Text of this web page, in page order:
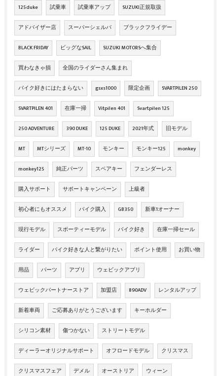
125duke 試乗車 試乗車アップ SUZUKI正規取扱
アドバイザー店 スーパーシェルパ ブラックフライデー
BLACK FRIDAY ビッグなSAIL SUZUKI MOTORSへ集合
買わなきゃ損 全国のライダーさん集まれ
バイク好きにはたまらない gsxs1000 限定企画 SVARTPILEN 250
SVARTPILEN 401 在庫一掃 Vitpilen 401 Svartpilen 125
250 ADVENTURE 390 DUKE 125 DUKE 2021年式 旧モデル
MT MTシリーズ MT-10 モンキー モンキー125 monkey
monkey125 純正パーツ スペアキー フェンダーレス
購入サポート サポートキャンペーン 上級者
初心者にもオススメ バイク購入 GB350 新車1オーナー
現行モデル スポーティーモデル バイク好き 在庫一掃セール
ライダー バイク好きな人と繋がりたい ポイント使用 お買い物
用品 パーツ アプリ ウェビックアプリ
ウェビックパートナーストア 加盟店 890ADV レンタルアップ
新着車両 ご応募ありがとうございます キーホルダー
シリコン素材 傷つかない ストリートモデル
ディーラーオリジナルサポート オフロードモデル クリスマス
クリスマスフェア デメル オーストリア ウィーン